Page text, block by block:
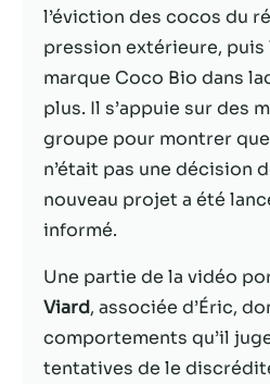
l’éviction des cocos du
pression extérieure, puis
marque Coco Bio dans
plus. Il s’appuie sur des
groupe pour montrer
n’était pas une décision
nouveau projet a été
informé.
Une partie de la vidéo
Viard, associée d’Éric,
comportements qu’il
tentatives de le